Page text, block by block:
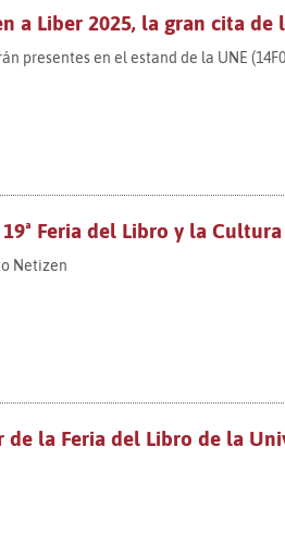
a Liber 2025, la gran cita
presentes en el estand de la UNE
Feria del Libro y la
Netizen
de la Feria del Libro de la